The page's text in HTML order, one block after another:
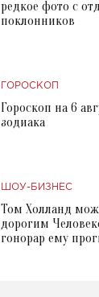
редкое фото с
поклонников
ГОРОСКОП
Гороскоп на 6
зодиака
ШОУ-БИЗНЕС
Том Холланд
дорогим
гонорар ему